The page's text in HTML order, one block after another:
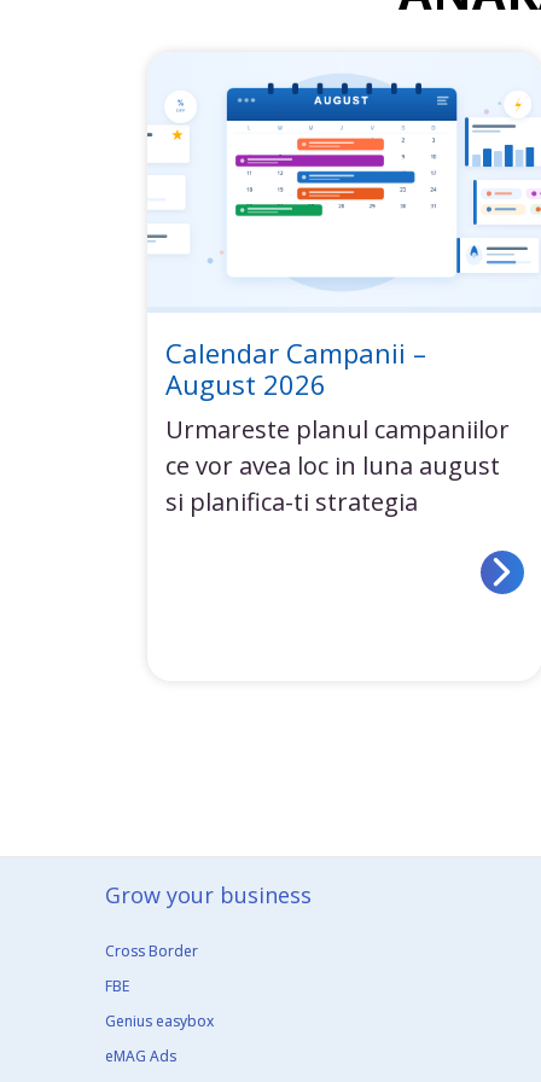
Calendar Campanii –
August 2026
Urmareste planul campaniilor
ce vor avea loc in luna august
si planifica-ti strategia
Grow your business​
Cross Border
FBE
Genius easybox
eMAG Ads